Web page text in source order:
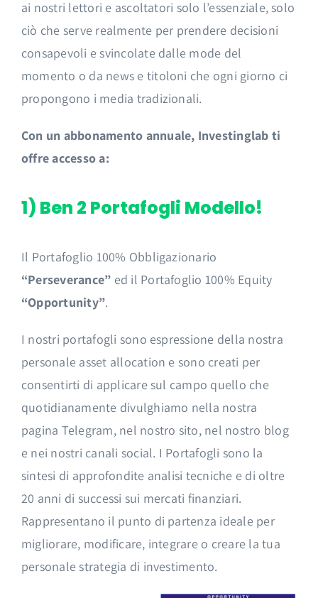
ai nostri lettori e ascoltatori solo l’essenziale, solo
ciò che serve realmente per prendere decisioni
consapevoli e svincolate dalle mode del
momento o da news e titoloni che ogni giorno ci
propongono i media tradizionali.
Con un abbonamento annuale, Investinglab ti
offre accesso a:
1) Ben 2 Portafogli Modello!
Il Portafoglio 100% Obbligazionario
“Perseverance” ed il Portafoglio 100% Equity
“Opportunity”.
I nostri portafogli sono espressione della nostra
personale asset allocation e sono creati per
consentirti di applicare sul campo quello che
quotidianamente divulghiamo nella nostra
pagina Telegram, nel nostro sito, nel nostro blog
e nei nostri canali social. I Portafogli sono la
sintesi di approfondite analisi tecniche e di oltre
20 anni di successi sui mercati finanziari.
Rappresentano il punto di partenza ideale per
migliorare, modificare, integrare o creare la tua
personale strategia di investimento.